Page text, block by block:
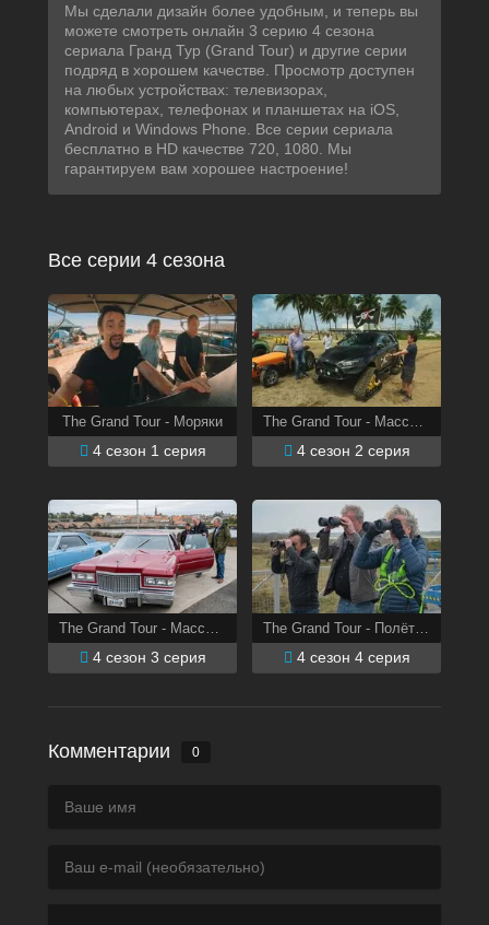
Мы сделали дизайн более удобным, и теперь вы
можете смотреть онлайн 3 серию 4 сезона
сериала Гранд Тур (Grand Tour) и другие серии
подряд в хорошем качестве. Просмотр доступен
на любых устройствах: телевизорах,
компьютерах, телефонах и планшетах на iOS,
Android и Windows Phone. Все серии сериала
бесплатно в HD качестве 720, 1080. Мы
гарантируем вам хорошее настроение!
Все серии 4 сезона
The Grand Tour - Моряки
4 сезон 1 серия
The Grand Tour - Массовая охота
4 сезон 2 серия
The Grand Tour - Массовая охота
4 сезон 3 серия
The Grand Tour - Полёт через Ла-Манш
4 сезон 4 серия
Комментарии 0